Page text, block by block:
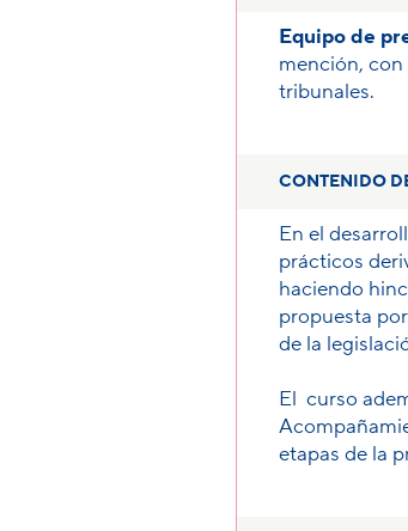
Equipo de
mención,
tribunales.
CONTENIDO
En el
prácticos
haciendo
propuesta
de la
El curso
etapas de la